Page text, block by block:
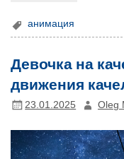
анимация
Девочка на
движения
23.01.2025 Oleg